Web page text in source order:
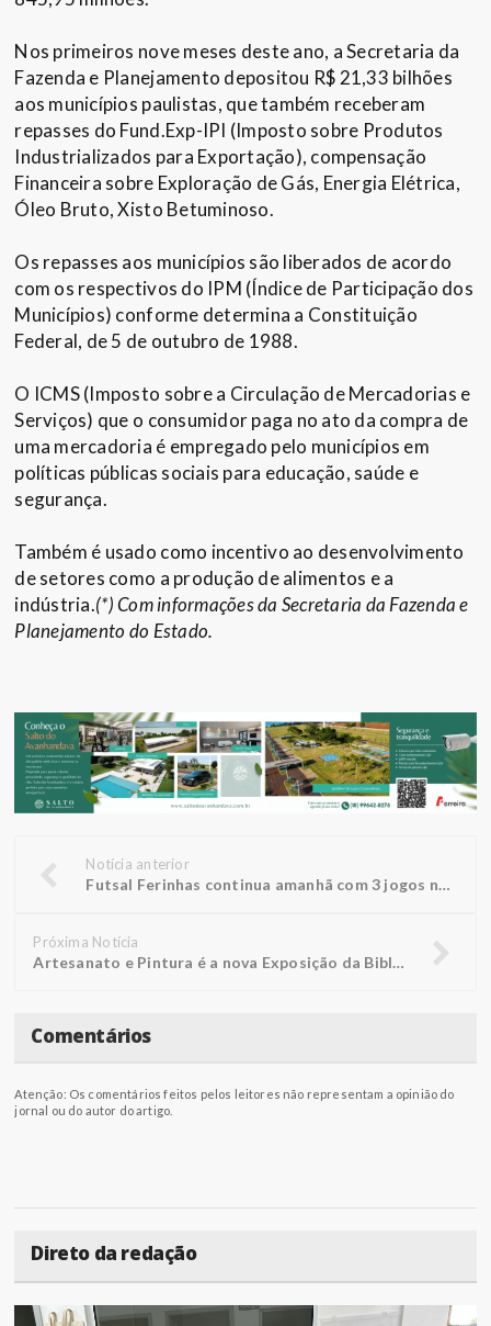
Nos primeiros nove meses deste ano, a Secretaria da
Fazenda e Planejamento depositou R$ 21,33 bilhões
aos municípios paulistas, que também receberam
repasses do Fund.Exp-IPI (Imposto sobre Produtos
Industrializados para Exportação), compensação
Financeira sobre Exploração de Gás, Energia Elétrica,
Óleo Bruto, Xisto Betuminoso.
Os repasses aos municípios são liberados de acordo
com os respectivos do IPM (Índice de Participação dos
Municípios) conforme determina a Constituição
Federal, de 5 de outubro de 1988.
O ICMS (Imposto sobre a Circulação de Mercadorias e
Serviços) que o consumidor paga no ato da compra de
uma mercadoria é empregado pelo municípios em
políticas públicas sociais para educação, saúde e
segurança.
Também é usado como incentivo ao desenvolvimento
de setores como a produção de alimentos e a
indústria.(*) Com informações da Secretaria da Fazenda e
Planejamento do Estado.
Notícia anterior
Futsal Ferinhas continua amanhã com 3 jogos no “Gigante Azul”
Próxima Notícia
Artesanato e Pintura é a nova Exposição da Biblioteca FUNEPE
Comentários
Atenção: Os comentários feitos pelos leitores não representam a opinião do
jornal ou do autor do artigo.
Direto da redação